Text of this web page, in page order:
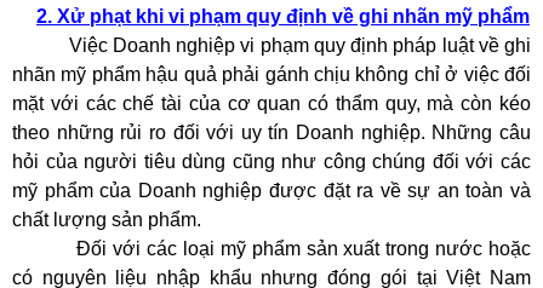
2. Xử phạt khi vi phạm quy định về ghi nhãn mỹ phẩm
Việc Doanh nghiệp vi phạm quy định pháp luật về ghi
nhãn mỹ phẩm hậu quả phải gánh chịu không chỉ ở việc đối
mặt với các chế tài của cơ quan có thẩm quy, mà còn kéo
theo những rủi ro đối với uy tín Doanh nghiệp. Những câu
hỏi của người tiêu dùng cũng như công chúng đối với các
mỹ phẩm của Doanh nghiệp được đặt ra về sự an toàn và
chất lượng sản phẩm.
Đối với các loại mỹ phẩm sản xuất trong nước hoặc
có nguyên liệu nhập khẩu nhưng đóng gói tại Việt Nam